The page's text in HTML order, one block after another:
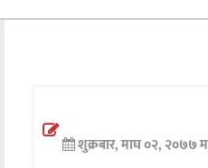
राजनीति
अन्तर्वार्ता
शुक्रबार, माघ ०२, २०७७